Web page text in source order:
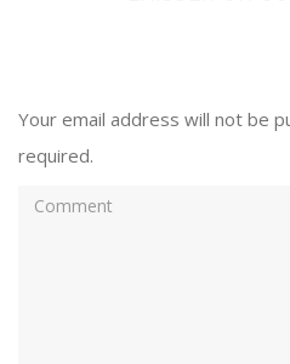
Your email address will not be
required.
Comment